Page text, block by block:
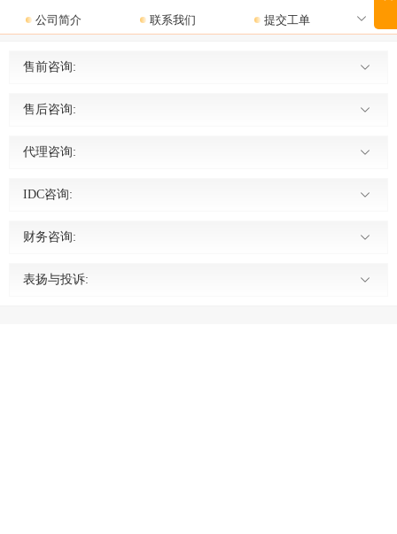
公司简介 联系我们 提交工单
售前咨询:
售后咨询:
代理咨询:
IDC咨询:
财务咨询:
表扬与投诉: